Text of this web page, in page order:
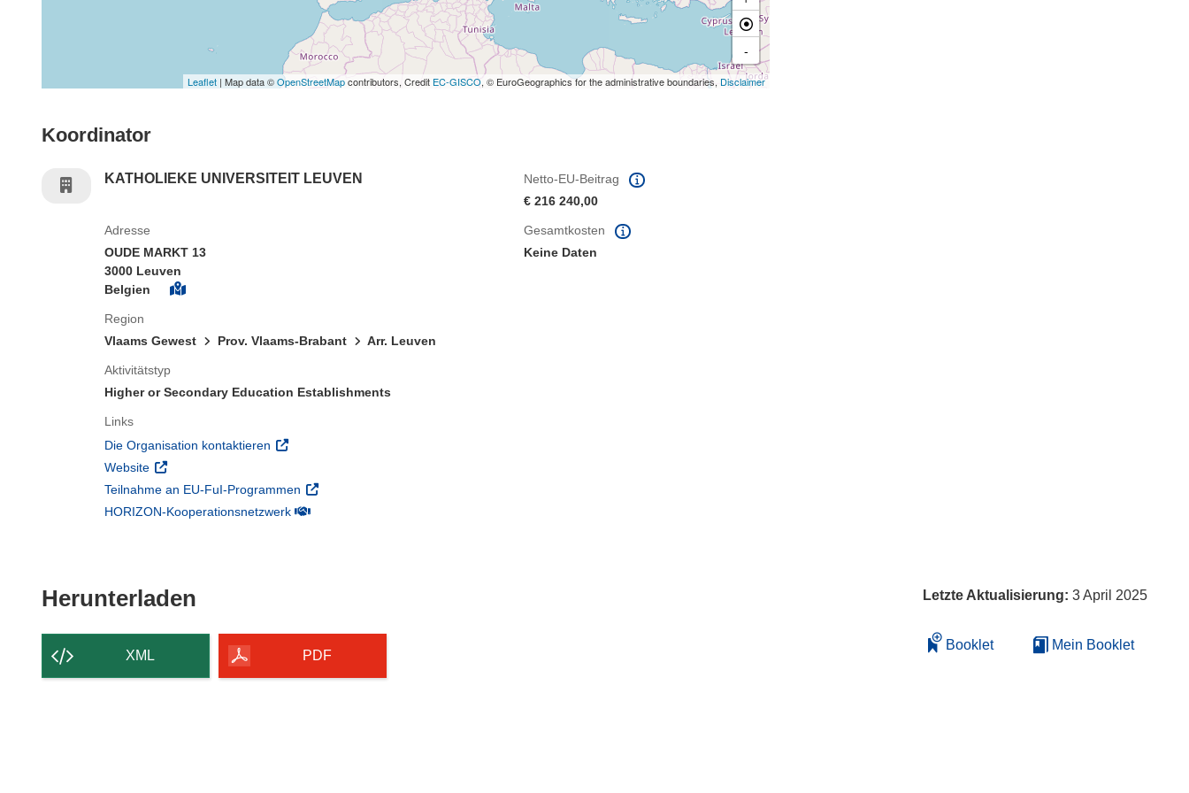
-
Leaflet | Map data ©OpenStreetMapcontributors, Credit EC-GISCO, © EuroGeographics for the administrative boundaries, Disclaimer
Koordinator
KATHOLIEKE UNIVERSITEIT LEUVEN
Netto-EU-Beitrag
€ 216 240,00
Adresse
OUDE MARKT 13
3000 Leuven
Belgien
Region
Vlaams Gewest
Prov. Vlaams-Brabant Arr. Leuven
Aktivitätstyp
Higher or Secondary Education Establishments
Links
Die Organisation kontaktieren (öffnet in neuem Fenster)
Website (öffnet in neuem Fenster)
Teilnahme an EU-FuI-Programmen (öffnet in neuem Fenster)
HORIZON-Kooperationsnetzwerk(öffnet in neuem Fenster)
Gesamtkosten
Keine Daten
Herunterladen
XML PDF
Letzte Aktualisierung: 3 April 2025
Booklet Mein Booklet